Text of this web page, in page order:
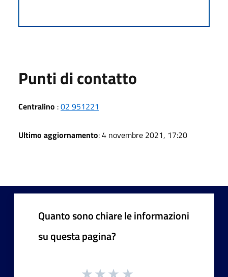
Punti di contatto
Centralino :02 951221
Ultimo aggiornamento: 4 novembre 2021, 17:20
Quanto sono chiare le informazioni
su questa pagina?